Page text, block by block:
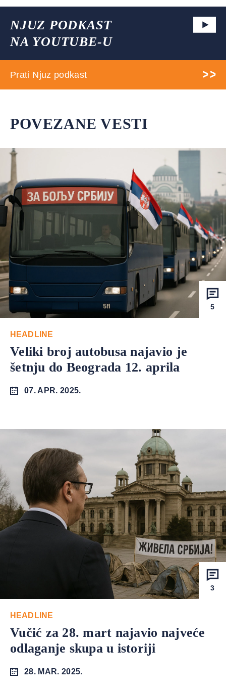
NJUZ PODKAST
NA YOUTUBE-U
Prati Njuz podkast
POVEZANE VESTI
5
HEADLINE
Veliki broj autobusa najavio je
šetnju do Beograda 12. aprila
07. APR. 2025.
3
HEADLINE
Vučić za 28. mart najavio najveće
odlaganje skupa u istoriji
28. MAR. 2025.